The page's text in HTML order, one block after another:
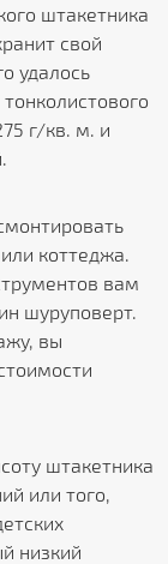
штакетника
свой
удалось
г/кв. м. и
коттеджа.
вам
шуруповерт.
вы
штакетника
или того,
низкий